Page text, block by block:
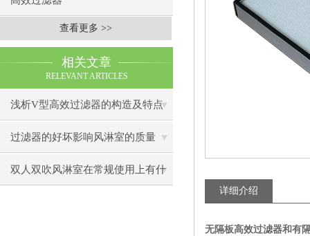
查看更多 >>
相关文章
RELEVANT ARTICLES
浅析V型高效过滤器的构造及特点
过滤器的好坏影响风淋室的质量
双人双吹风淋室在常规使用上有什
详细介绍
无隔板高效过滤器和有